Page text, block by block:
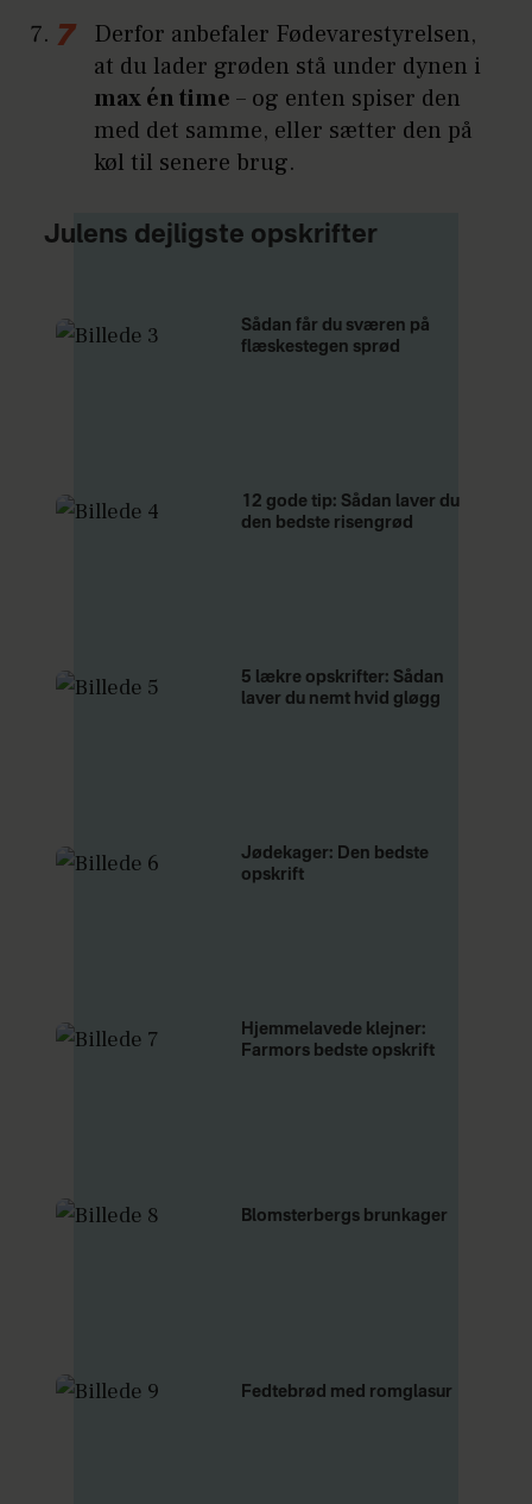
Derfor anbefaler Fødevarestyrelsen,
at du lader grøden stå under dynen i
max én time – og enten spiser den
med det samme, eller sætter den på
køl til senere brug.
Julens dejligste opskrifter
Sådan får du sværen på
flæskestegen sprød
12 gode tip: Sådan laver du
den bedste risengrød
5 lækre opskrifter: Sådan
laver du nemt hvid gløgg
Jødekager: Den bedste
opskrift
Hjemmelavede klejner:
Farmors bedste opskrift
Blomsterbergs brunkager
Fedtebrød med romglasur